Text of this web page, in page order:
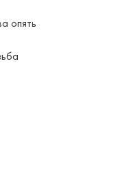
опять